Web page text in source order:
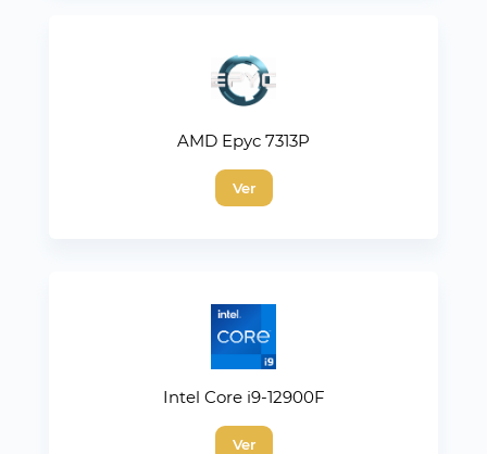
AMD Epyc 7313P
Ver
Intel Core i9-12900F
Ver